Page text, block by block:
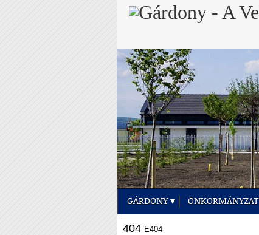
GÁRDONY ÖNKORMÁNYZAT
404 E404